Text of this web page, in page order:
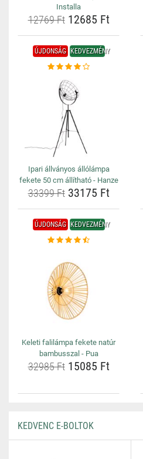
Installa
12769 Ft12685 Ft
ÚJDONSÁG KEDVEZMÉNY
Ipari állványos állólámpa
fekete 50 cm állítható - Hanze
33399 Ft33175 Ft
ÚJDONSÁG KEDVEZMÉNY
Keleti falilámpa fekete natúr
bambusszal - Pua
32985 Ft15085 Ft
KEDVENC E-BOLTOK